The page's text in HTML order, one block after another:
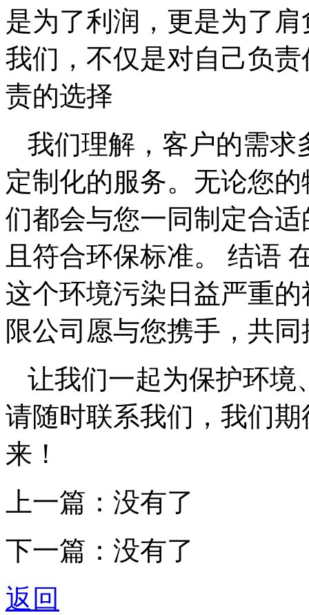
是为了利润，更是为了
我们，不仅是对自己负
责的选择
我们理解，客户的需求
定制化的服务。无论您
们都会与您一同制定合
且符合环保标准。 结语
这个环境污染日益严重
限公司愿与您携手，共
让我们一起为保护环境
请随时联系我们，我们
来！
上一篇：没有了
下一篇：没有了
返回